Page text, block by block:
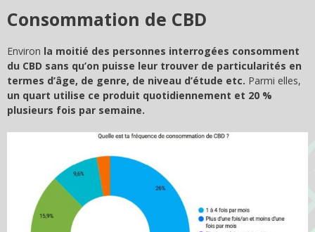
Consommation de CBD
Environ la moitié des personnes interrogées consomment
du CBD sans qu’on puisse leur trouver de particularités en
termes d’âge, de genre, de niveau d’étude etc. Parmi elles,
un quart utilise ce produit quotidiennement et 20 %
plusieurs fois par semaine.